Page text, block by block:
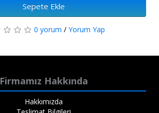
Sepete Ekle
0 yorum / Yorum Yap
Firmamız Hakkında
Hakkımızda